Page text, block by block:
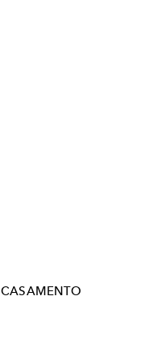
CASAMENTO